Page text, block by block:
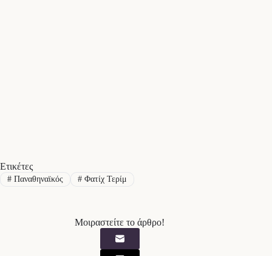
Ετικέτες
#Παναθηναϊκός #Φατίχ Τερίμ
Μοιραστείτε το άρθρο!